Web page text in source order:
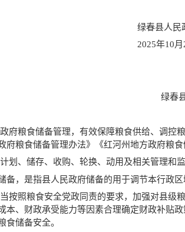
人民政
年10月23
绿春
府粮食储备管理，有效保障粮食供给、调控
府粮食储备管理办法》《红河州地方政府粮
划、储存、收购、轮换、动用及相关管理和
备，是指县人民政府储备的用于调节本行政
按照粮食安全党政同责的要求，加强对县级
本、财政承受能力等因素合理确定财政补贴
食储备安全。